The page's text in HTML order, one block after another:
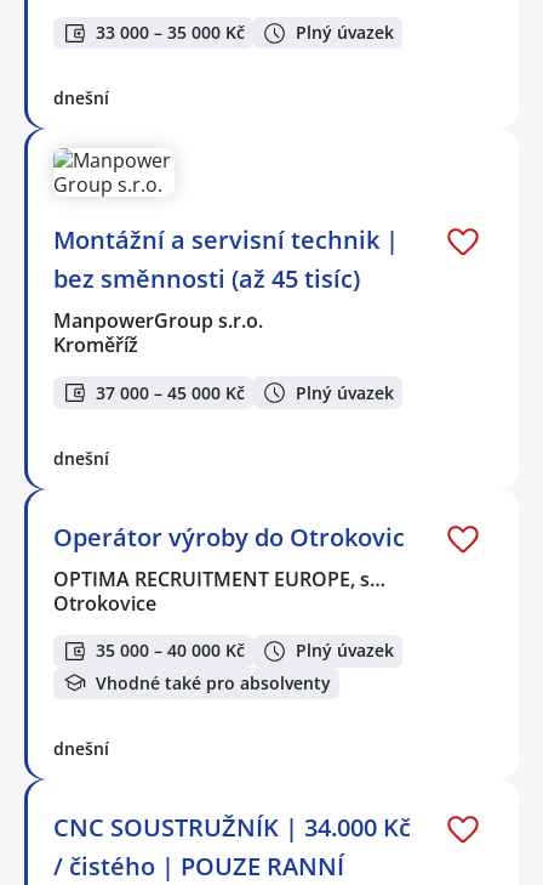
33 000 – 35 000 Kč Plný úvazek
dnešní
Montážní a servisní technik |
bez směnnosti (až 45 tisíc)
ManpowerGroup s.r.o.
Kroměříž
37 000 – 45 000 Kč Plný úvazek
dnešní
Operátor výroby do Otrokovic
OPTIMA RECRUITMENT EUROPE, s…
Otrokovice
35 000 – 40 000 Kč
Plný úvazek
Vhodné také pro absolventy
dnešní
CNC SOUSTRUŽNÍK | 34.000 Kč
/ čistého | POUZE RANNÍ